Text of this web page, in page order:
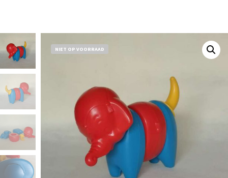
NIET OP VOORRAAD